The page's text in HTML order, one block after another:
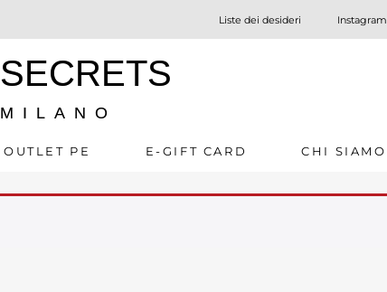
Liste dei desideri Instagram
SECRETS
MILANO
OUTLET PE E-GIFT CARD CHI SIAMO